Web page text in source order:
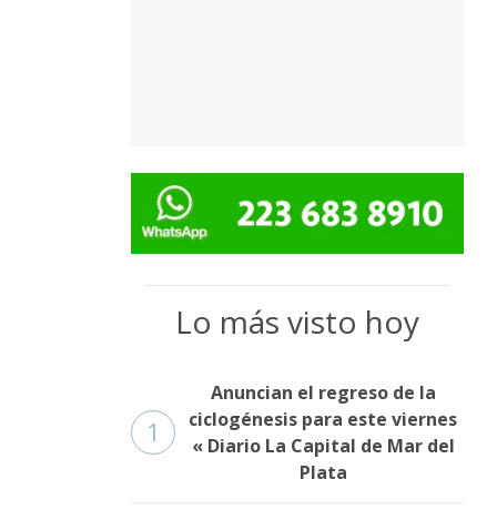
Lo más visto hoy
1
Anuncian el regreso de la
ciclogénesis para este viernes
« Diario La Capital de Mar del
Plata